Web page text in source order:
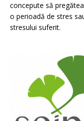
concepute să
o perioadă de stres
stresului suferit.